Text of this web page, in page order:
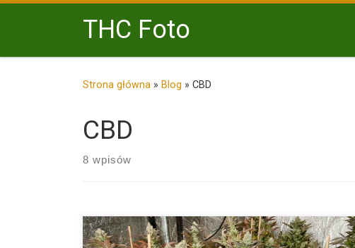
Przejdź do treściTHC Foto
Strona główna » Blog » CBD
CBD
8 wpisów